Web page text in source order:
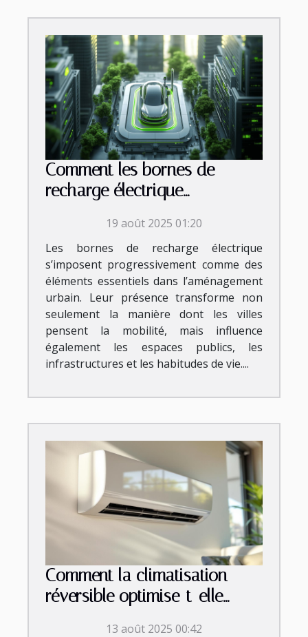
Comment les bornes de
recharge électrique
moderne ?19 août 2025 01:20
Les bornes de recharge électrique
s’imposent progressivement comme des
éléments essentiels dans l’aménagement
urbain. Leur présence transforme non
seulement la manière dont les villes
pensent la mobilité, mais influence
également les espaces publics, les
infrastructures et les habitudes de vie....
Comment la climatisation
réversible optimise-t-elle
13 août 2025 00:42